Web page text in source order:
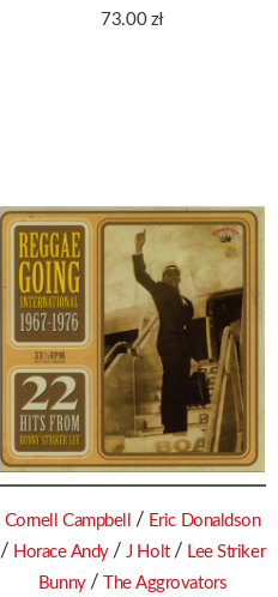
73.00 zł
Cornell Campbell / Eric Donaldson
/ Horace Andy / J Holt / Lee Striker
Bunny /The Aggrovators